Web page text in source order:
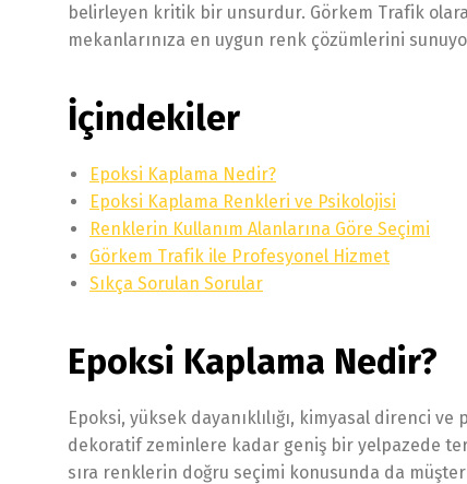
belirleyen kritik bir unsurdur. Görkem Trafik
mekanlarınıza en uygun renk çözümlerini
İçindekiler
Epoksi Kaplama Nedir?
Epoksi Kaplama Renkleri ve Psikolojisi
Renklerin Kullanım Alanlarına Göre Seçimi
Görkem Trafik ile Profesyonel Hizmet
Sıkça Sorulan Sorular
Epoksi Kaplama Nedir?
Epoksi, yüksek dayanıklılığı, kimyasal direnci
dekoratif zeminlere kadar geniş bir yelpazede
sıra renklerin doğru seçimi konusunda da